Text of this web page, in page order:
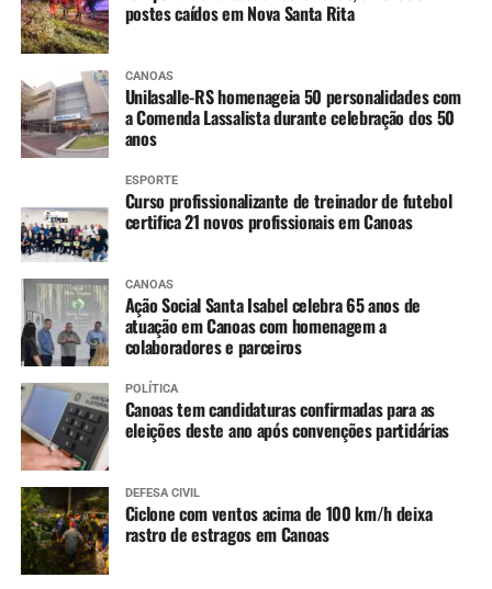
postes caídos em Nova Santa Rita
CANOAS
Unilasalle-RS homenageia 50 personalidades com
a Comenda Lassalista durante celebração dos 50
anos
ESPORTE
Curso profissionalizante de treinador de futebol
certifica 21 novos profissionais em Canoas
CANOAS
Ação Social Santa Isabel celebra 65 anos de
atuação em Canoas com homenagem a
colaboradores e parceiros
POLÍTICA
Canoas tem candidaturas confirmadas para as
eleições deste ano após convenções partidárias
DEFESA CIVIL
Ciclone com ventos acima de 100 km/h deixa
rastro de estragos em Canoas